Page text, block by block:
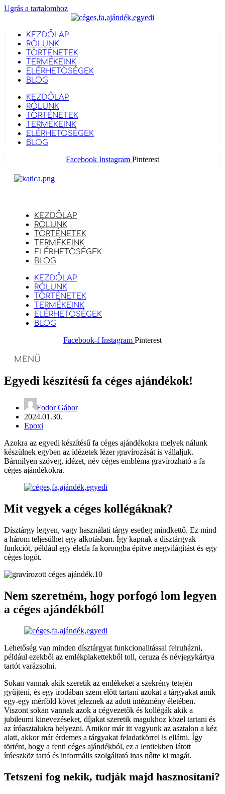
Ugrás a tartalomhoz
KEZDŐLAP
RÓLUNK
TÖRTÉNETEK
TERMÉKEINK
ELÉRHETŐSÉGEK
BLOG
KEZDŐLAP
RÓLUNK
TÖRTÉNETEK
TERMÉKEINK
ELÉRHETŐSÉGEK
BLOG
Facebook Instagram Pinterest
KEZDŐLAP
RÓLUNK
TÖRTÉNETEK
TERMÉKEINK
ELÉRHETŐSÉGEK
BLOG
KEZDŐLAP
RÓLUNK
TÖRTÉNETEK
TERMÉKEINK
ELÉRHETŐSÉGEK
BLOG
Facebook-f Instagram Pinterest
MENÜ
Egyedi készítésű fa céges ajándékok!
Fodor Gábor
2024.01.30.
Epoxi
Azokra az egyedi készítésű fa céges ajándékokra melyek nálunk
készülnek egyben az idézetek lézer gravírozását is vállaljuk.
Bármilyen szöveg, idézet, név céges embléma gravírozható a fa
céges ajándékokra.
Mit vegyek a céges kollégáknak?
Dísztárgy legyen, vagy használati tárgy esetleg mindkettő. Ez mind
a három teljesülhet egy alkotásban. Így kapnak a dísztárgyak
funkciót, például egy életfa fa korongba építve megvilágítást és egy
céges logót.
Nem szeretném, hogy porfogó lom legyen
a céges ajándékból!
Lehetőség van minden dísztárgyat funkcionalitással felruházni,
például ezekből az emlékplakettekből toll, ceruza és névjegykártya
tartót varázsolni.
Sokan vannak akik szeretik az emlékeket a szekrény tetején
gyűjteni, és egy irodában szem előtt tartani azokat a tárgyakat amik
egy-egy mérföld követ jeleznek az adott intézmény életében.
Viszont sokan vannak azok a cégvezetők és kollégák akik a
jubileumi kinevezéseket, díjakat szeretik magukhoz közel tartani és
az íróasztalukra helyezni. Amikor már itt vagyunk az asztalon a kéz
alatt, akkor már érdemes a tárgyakat feladatkörrel is ellátni. Így
történt, hogy a fenti céges ajándékból, ez a lentiekben látott
íróeszköz tartó és informális szolgáltató inas nőtte ki magát.
Tetszeni fog nekik, tudják majd hasznosítani?